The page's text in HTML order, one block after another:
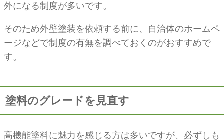
外になる制度が多いです。
そのため外壁塗装を依頼する前に、自治体のホームペ
ージなどで制度の有無を調べておくのがおすすめで
す。
塗料のグレードを見直す
高機能塗料に魅力を感じる方は多いですが、必ずしも